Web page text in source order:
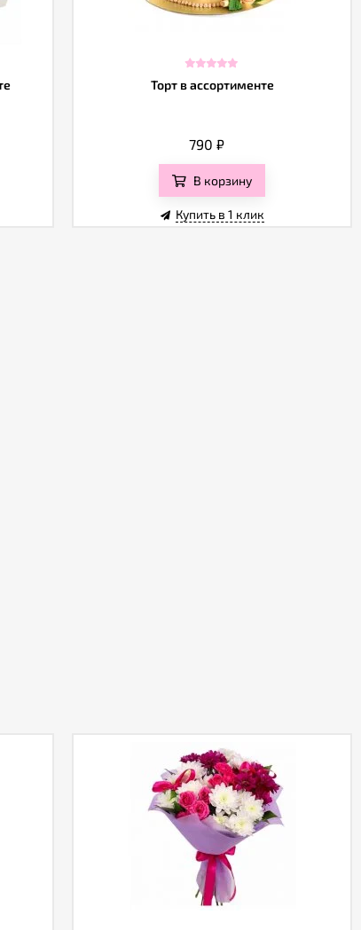
Торт в ассортименте
790 ₽
В корзину
Купить в 1 клик